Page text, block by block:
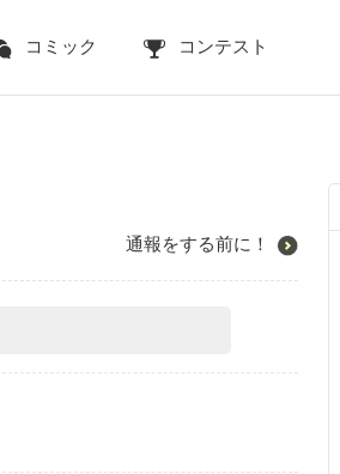
コミック コンテスト
通報をする前に！